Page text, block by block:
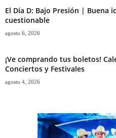
El Día D: Bajo Presión | Buena
cuestionable
agosto 6, 2026
¡Ve comprando tus boletos!
Conciertos y Festivales
agosto 4, 2026